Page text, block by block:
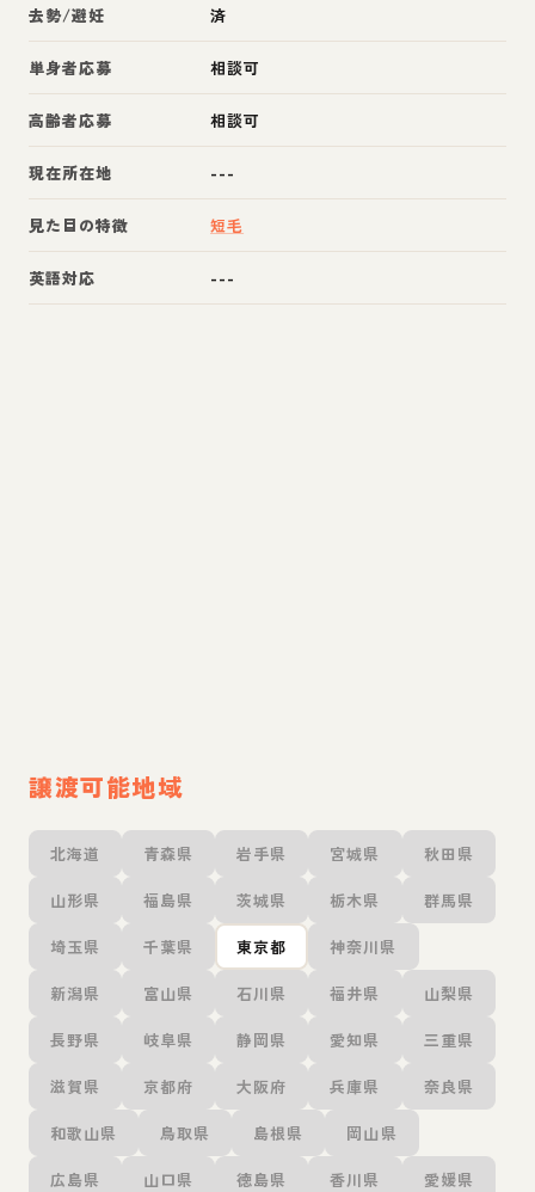
去勢/避妊 済
単身者応募 相談可
高齢者応募 相談可
現在所在地 ---
見た目の特徴 短毛
英語対応 ---
譲渡可能地域
北海道 青森県 岩手県 宮城県 秋田県
山形県 福島県 茨城県 栃木県 群馬県
埼玉県 千葉県 東京都 神奈川県
新潟県 富山県 石川県 福井県 山梨県
長野県 岐阜県 静岡県 愛知県 三重県
滋賀県 京都府 大阪府 兵庫県 奈良県
和歌山県 鳥取県 島根県 岡山県
広島県 山口県 徳島県 香川県 愛媛県